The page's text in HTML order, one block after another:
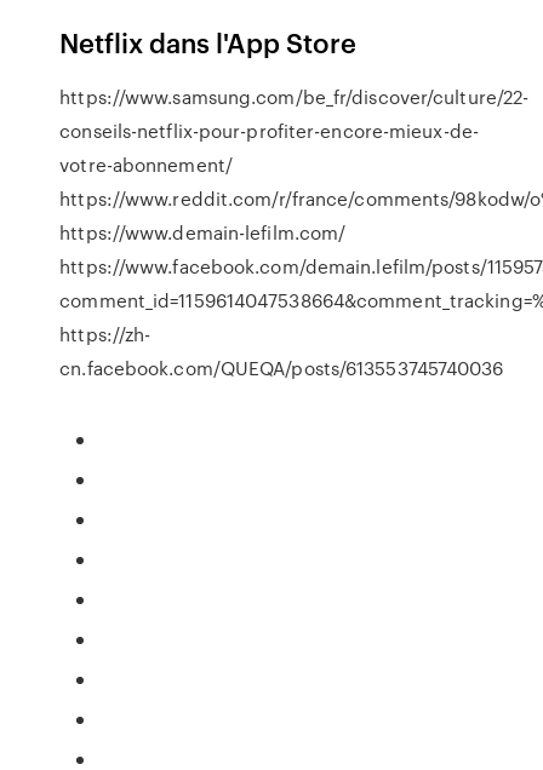
Netflix dans l'App Store
https://www.samsung.com/be_fr/discover/culture/22-
conseils-netflix-pour-profiter-encore-mieux-de-
votre-abonnement/
https://www.reddit.com/r/france/comments/98kodw/
https://www.demain-lefilm.com/
https://www.facebook.com/demain.lefilm/posts/
https://zh-
cn.facebook.com/QUEQA/posts/613553745740036